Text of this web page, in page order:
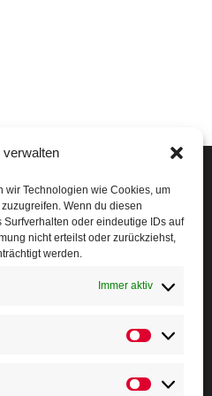
wir Technologien wie Cookies, um
Wenn du diesen
oder eindeutige IDs auf
nicht erteilst oder zurückziehst,
werden.
Immer aktiv
Statistiken
Marketing